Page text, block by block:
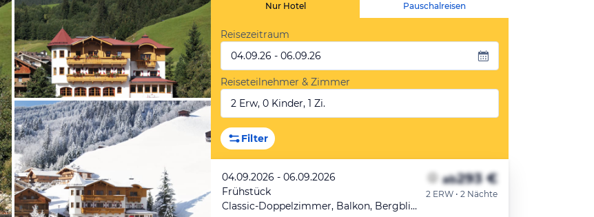
vom Hotelier, August 2009
Nur Hotel Pauschalreisen
Reisezeitraum
04.09.26 - 06.09.26
Reiseteilnehmer & Zimmer
2 Erw, 0 Kinder, 1 Zi.
Filter
04.09.2026 - 06.09.2026
Frühstück
Classic-Doppelzimmer, Balkon, Bergblick (Vogelsang)
ab293 €
2 ERW • 2 Nächte